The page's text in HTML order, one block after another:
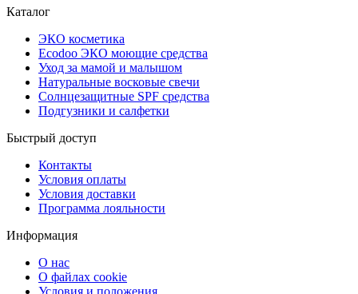
Каталог
ЭКО косметика
Ecodoo ЭКО моющие средства
Уход за мамой и малышом
Натуральные восковые свечи
Солнцезащитные SPF средства
Подгузники и салфетки
Быстрый доступ
Контакты
Условия оплаты
Условия доставки
Программа лояльности
Информация
О нас
О файлах cookie
Условия и положения